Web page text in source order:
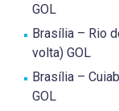
GOL
Brasília – Rio
volta) GOL
Brasília –
GOL